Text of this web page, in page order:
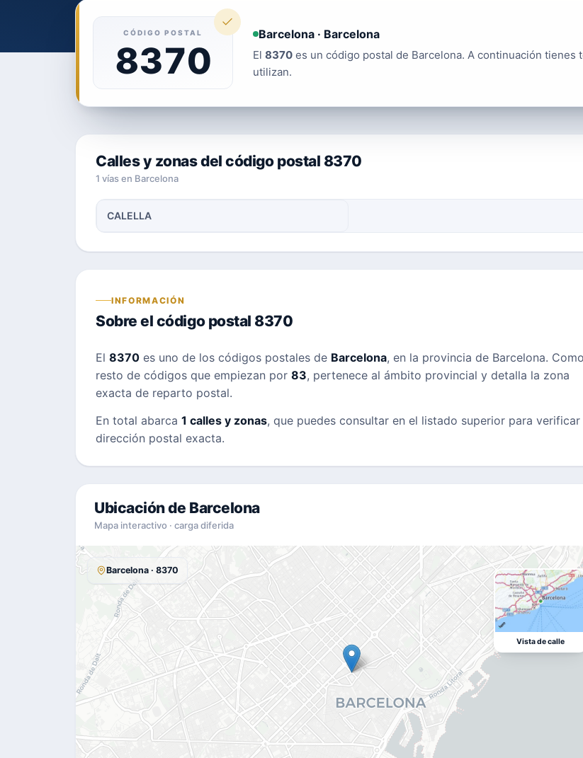
CÓDIGO POSTAL
8370
Barcelona · Barcelona
El 8370 es un código postal de Barcelona. A continuación tienes
utilizan.
Calles y zonas del código postal 8370
1 vías en Barcelona
CALELLA
INFORMACIÓN
Sobre el código postal 8370
El 8370 es uno de los códigos postales de Barcelona, en la provincia de Barcelona.
resto de códigos que empiezan por 83, pertenece al ámbito provincial y detalla la zona
exacta de reparto postal.
En total abarca 1 calles y zonas, que puedes consultar en el listado superior para verificar
dirección postal exacta.
Ubicación de Barcelona
Mapa interactivo · carga diferida
Barcelona · 8370
Vista de calle